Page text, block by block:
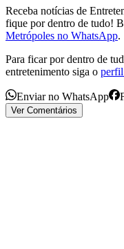
Receba notícias de
fique por dentro de tudo!
Metrópoles no WhatsApp.
Para ficar por dentro de
entretenimento siga o
Enviar no WhatsApp
Ver Comentários